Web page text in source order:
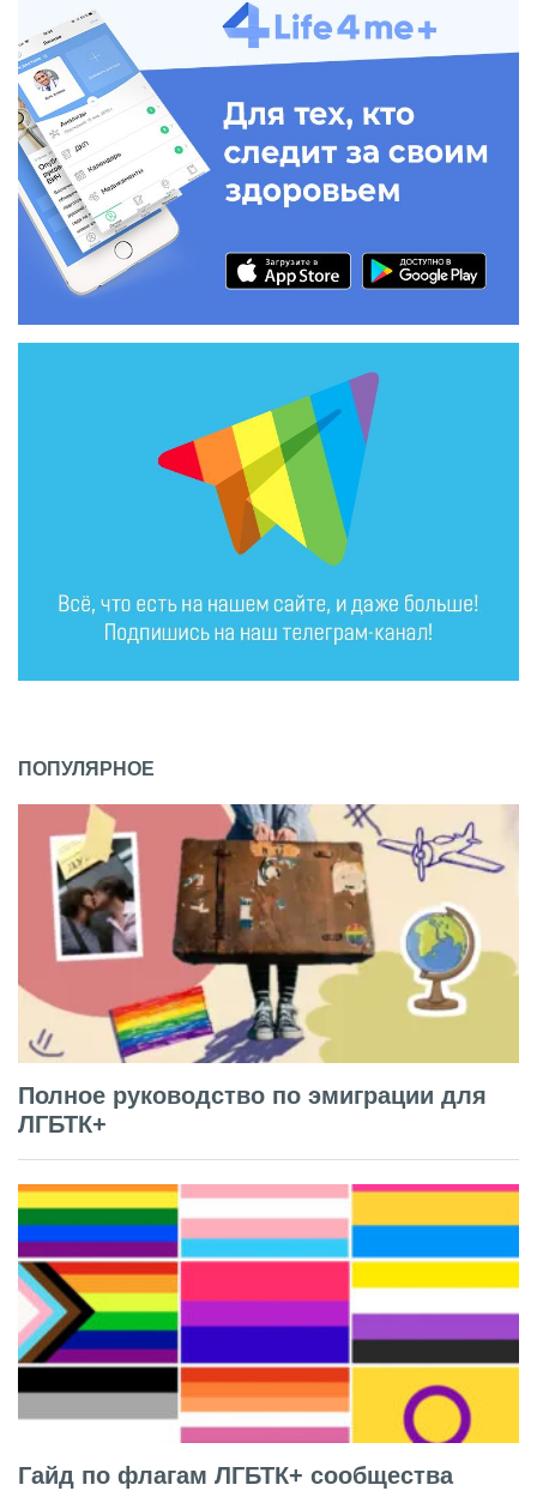
ПОПУЛЯРНОЕ
Полное руководство по эмиграции для
ЛГБТК+
Гайд по флагам ЛГБТК+ сообщества